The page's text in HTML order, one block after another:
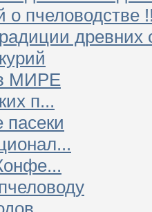
о пчеловодстве
древних
МИРЕ
п...